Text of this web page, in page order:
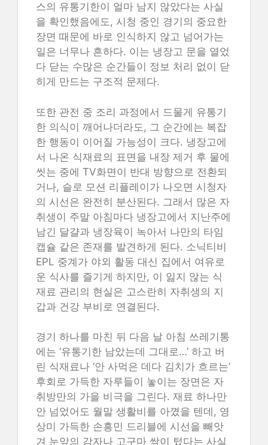
스의 유통기한이 얼마 남지 않았다는 사실
을 확인했음에도, 시청 중인 경기의 중요한
장면 때문에 바로 인식하지 않고 넘어가는
일은 너무나 흔하다. 이는 냉장고 문을 열었
다 닫는 수많은 순간들이 정보 처리 없이 닫
히게 만드는 구조적 문제다.
또한 관전 중 조리 과정에서 드물게 유통기
한 의식이 깨어나더라도, 그 순간에는 복잡
한 행동이 이어질 가능성이 크다. 냉장고에
서 나온 식재료의 표면을 내장 제거 후 물에
씻는 중에 TV화면이 반대 방향으로 전환되
거나, 슬로 모션 리플레이가 나오면 시청자
의 시선은 완전히 분산된다. 그래서 많은 자
취생이 주말 아침마다 냉장고에서 지난주에
남긴 달걀과 냉장육이 녹아서 나만의 타임
캡슐 같은 존재를 발견하게 된다. 소닉티비
EPL 중계가 야외 활동 대신 집에서 여유로
운 식사를 즐기게 하지만, 이 잃지 않는 식
재료 관리의 현실은 고스란히 자취생의 지
갑과 건강 부비로 연결된다.
경기 하나를 마친 뒤 다음 날 아침 쓰레기통
에는 ‘유통기한 남았는데 그대로…’ 하고 버
린 식재료나 ‘안 사먹은 데다 김치가 흐르는’
후회로 가득한 자루들이 놓이는 장면은 자
취방만의 가을 비극을 그린다. 재료 하나만
안 넘었어도 월말 생활비를 아꼈을 텐데, 영
상미 가득한 손흥민 드리블에 시선을 빼앗
겨 눈앞의 감자나 고구마 싹이 텄다는 사실